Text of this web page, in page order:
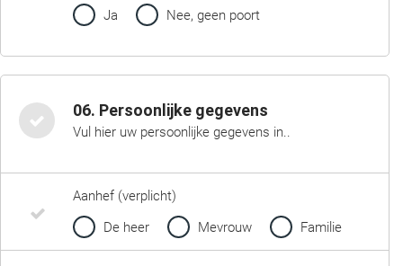
Ja Nee, geen poort
06. Persoonlijke gegevens
Vul hier uw persoonlijke gegevens in..
Aanhef (verplicht)
De heer
Mevrouw Familie